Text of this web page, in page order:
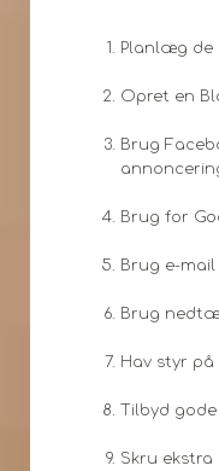
Planlæg de
Opret en
Brug
Brug for
Brug e-
Brug
Hav styr på
Tilbyd
Skru